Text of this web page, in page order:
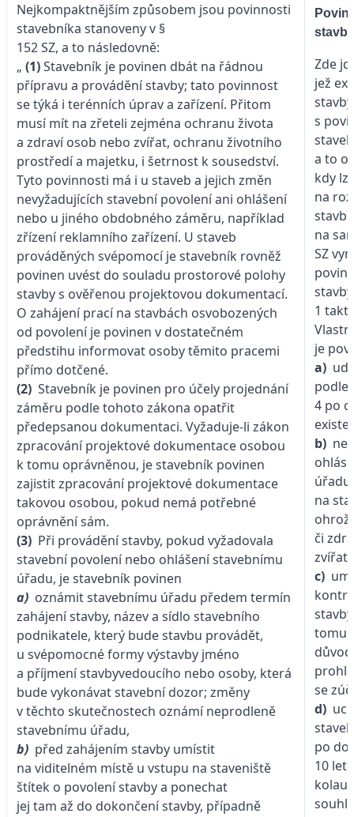
Nejkompaktnějším způsobem jsou povinnosti
stavebníka stanoveny v §
152 SZ, a to následovně:
„ (1)Stavebník je povinen dbát na řádnou
přípravu a provádění stavby; tato povinnost
se týká i terénních úprav a zařízení. Přitom
musí mít na zřeteli zejména ochranu života
a zdraví osob nebo zvířat, ochranu životního
prostředí a majetku, i šetrnost k sousedství.
Tyto povinnosti má i u staveb a jejich změn
nevyžadujících stavební povolení ani ohlášení
nebo u jiného obdobného záměru, například
zřízení reklamního zařízení. U staveb
prováděných svépomocí je stavebník rovněž
povinen uvést do souladu prostorové polohy
stavby s ověřenou projektovou dokumentací.
O zahájení prací na stavbách osvobozených
od povolení je povinen v dostatečném
předstihu informovat osoby těmito pracemi
přímo dotčené.
(2) Stavebník je povinen pro účely projednání
záměru podle tohoto zákona opatřit
předepsanou dokumentaci. Vyžaduje-li zákon
zpracování projektové dokumentace osobou
k tomu oprávněnou, je stavebník povinen
zajistit zpracování projektové dokumentace
takovou osobou, pokud nemá potřebné
oprávnění sám.
(3) Při provádění stavby, pokud vyžadovala
stavební povolení nebo ohlášení stavebnímu
úřadu, je stavebník povinen
a) oznámit stavebnímu úřadu předem termín
zahájení stavby, název a sídlo stavebního
podnikatele, který bude stavbu provádět,
u svépomocné formy výstavby jméno
a příjmení stavbyvedoucího nebo osoby, která
bude vykonávat stavební dozor; změny
v těchto skutečnostech oznámí neprodleně
stavebnímu úřadu,
b) před zahájením stavby umístit
na viditelném místě u vstupu na staveniště
štítek o povolení stavby a ponechat
jej tam až do dokončení stavby, případně
stavby
Zde
jež
s
a to
kdy
na
na
SZ
1
je
a)
podle
4 po
b)
úřadu
na
či
zvířat,
c)
tomu
se
d)
po
10 let